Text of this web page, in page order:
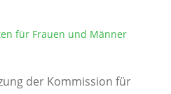
für Frauen und Männer
der Kommission für